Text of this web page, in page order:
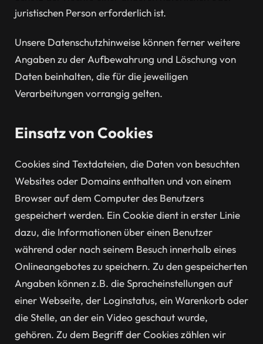
juristischen Person erforderlich ist.
Unsere Datenschutzhinweise können ferner weitere
Angaben zu der Aufbewahrung und Löschung von
Daten beinhalten, die für die jeweiligen
Verarbeitungen vorrangig gelten.
Einsatz von Cookies
Cookies sind Textdateien, die Daten von besuchten
Websites oder Domains enthalten und von einem
Browser auf dem Computer des Benutzers
gespeichert werden. Ein Cookie dient in erster Linie
dazu, die Informationen über einen Benutzer
während oder nach seinem Besuch innerhalb eines
Onlineangebotes zu speichern. Zu den gespeicherten
Angaben können z.B. die Spracheinstellungen auf
einer Webseite, der Loginstatus, ein Warenkorb oder
die Stelle, an der ein Video geschaut wurde,
gehören. Zu dem Begriff der Cookies zählen wir